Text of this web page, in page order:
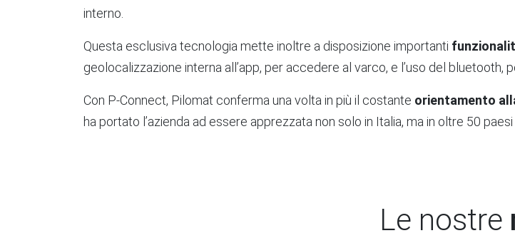
interno.
Questa esclusiva tecnologia mette inoltre a disposizione importanti
geolocalizzazione interna all’app, per accedere al varco, e l’uso del
Con P-Connect, Pilomat conferma una volta in più il costante orientamento
ha portato l’azienda ad essere apprezzata non solo in Italia, ma in oltre 50
Le nostre